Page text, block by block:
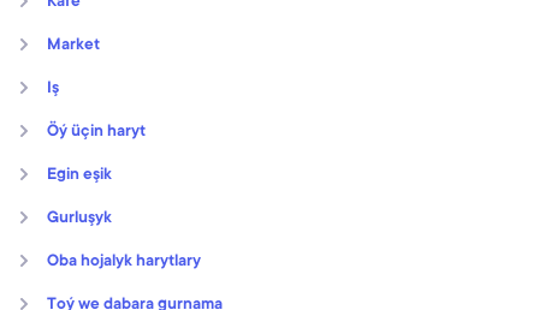
Market
Iş
Öý üçin haryt
Egin eşik
Gurluşyk
Oba hojalyk harytlary
Toý we dabara gurnama